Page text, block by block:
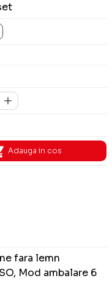
Adauga in cos
fara lemn
Mod ambalare 6